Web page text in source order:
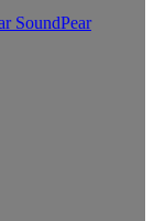
SoundPear